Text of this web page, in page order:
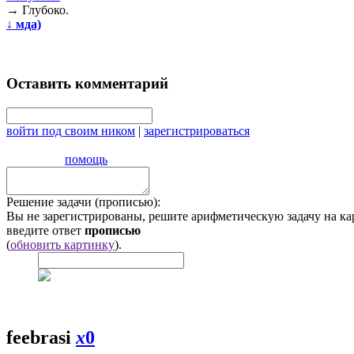
→ Глубоко.
↓ мда)
Оставить комментарий
войти под своим ником | зарегистрироваться
помощь
Решение задачи (прописью):
Вы не зарегистрированы, решите арифметическую задачу на
введите ответ прописью
(обновить картинку).
feebrasix0